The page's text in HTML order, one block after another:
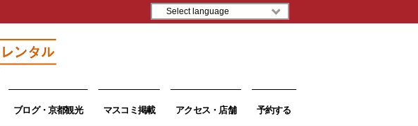
ブログ・京都観光 マスコミ掲載 アクセス・店舗 予約する